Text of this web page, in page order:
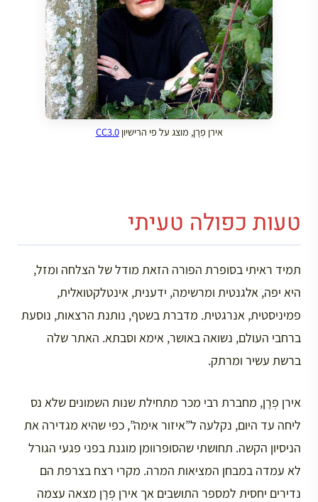
אירן פְרָן, מוצג על פי הרישיוןCC3.0
טעות כפולה טעיתי
תמיד ראיתי בסופרת הפורה הזאת מודל של הצלחה ומזל,
היא יפה, אלגנטית ומרשימה, ידענית, אינטלקטואלית,
פמיניסטית, אנרגטית. מדברת בשטף, נותנת הרצאות, נוסעת
ברחבי העולם, נשואה באושר, אימא וסבתא. האתר שלה
ברשת עשיר ומרתק.
אירן פְרָן, מחברת רבי מכר מתחילת שנות השמונים שלא נס
ליחה עד היום, נקלעה ל”איזור אימה”, כפי שהיא מגדירה את
הניסיון הקשה. תחושתי שהסופרוומן מוגנת בפני פגעי הגורל
לא עמדה במבחן המציאות המרה. מקרי רצח בצרפת הם
נדירים יחסית למספר התושבים אך אירן פְרָן מצאה עצמה